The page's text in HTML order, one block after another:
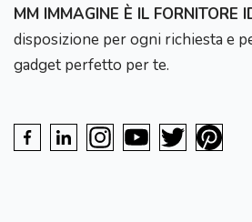
MM IMMAGINE È IL FORNITORE
disposizione per ogni richiesta e
gadget perfetto per te.